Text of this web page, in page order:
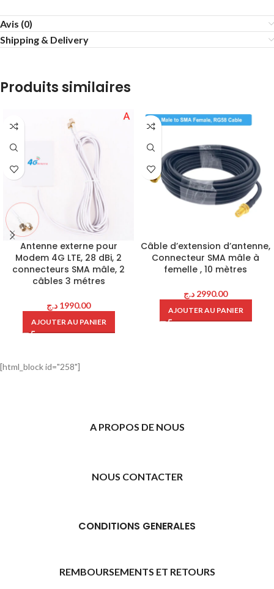
Avis (0)
Shipping & Delivery
Produits similaires
Antenne externe pour
Modem 4G LTE, 28 dBi, 2
connecteurs SMA mâle, 2
câbles 3 métres
1990.00 د.ج
AJOUTER AU PANIER
Câble d’extension d’antenne,
Connecteur SMA mâle à
femelle , 10 mètres
2990.00 د.ج
AJOUTER AU PANIER
[html_block id="258"]
A PROPOS DE NOUS
NOUS CONTACTER
CONDITIONS GENERALES
REMBOURSEMENTS ET RETOURS